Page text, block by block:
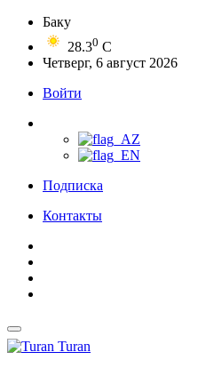
Баку
28.30 C
Четверг, 6 август 2026
Войти
Подписка
Контакты
Turan